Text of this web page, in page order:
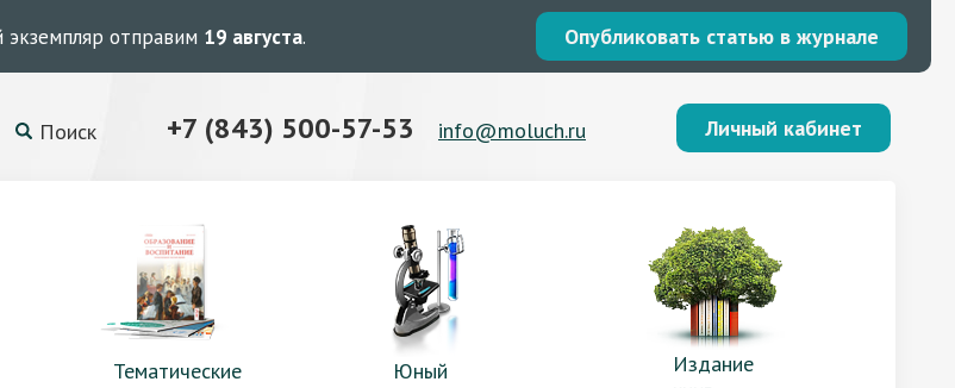
экземпляр отправим 19 августа. Опубликовать статью в журнале
Поиск +7 (843) 500-57-53 info@moluch.ru Личный кабинет
Тематические
Юный
Издание